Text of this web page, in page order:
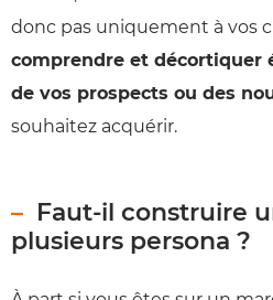
donc pas uniquement à vos
comprendre et décortiquer
de vos prospects ou des
souhaitez acquérir.
Faut-il construire
plusieurs persona ?